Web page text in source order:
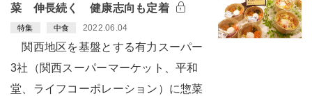
菜 伸長続く 健康志向も定着
特集 中食 2022.06.04
関西地区を基盤とする有力スーパー
3社（関西スーパーマーケット、平和
堂、ライフコーポレーション）に惣菜